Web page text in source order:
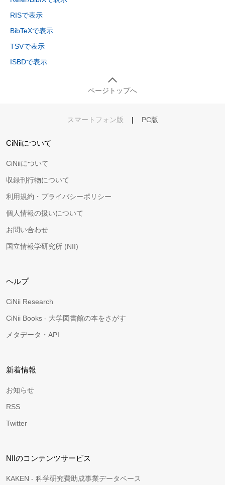
RISで表示
BibTeXで表示
TSVで表示
ISBDで表示
ページトップへ
スマートフォン版 | PC版
CiNiiについて
CiNiiについて
収録刊行物について
利用規約・プライバシーポリシー
個人情報の扱いについて
お問い合わせ
国立情報学研究所 (NII)
ヘルプ
CiNii Research
CiNii Books - 大学図書館の本をさがす
メタデータ・API
新着情報
お知らせ
RSS
Twitter
NIIのコンテンツサービス
KAKEN - 科学研究費助成事業データベース